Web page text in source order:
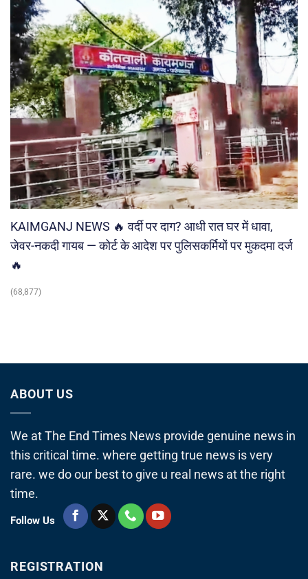
KAIMGANJ NEWS 🔥 वर्दी पर दाग? आधी रात घर में धावा,
जेवर-नकदी गायब — कोर्ट के आदेश पर पुलिसकर्मियों पर मुकदमा दर्ज
🔥
(68,877)
ABOUT US
We at The End Times News provide genuine news in
this critical time. where getting true news is very
rare. we do our best to give u real news at the right
time.
Follow Us
REGISTRATION